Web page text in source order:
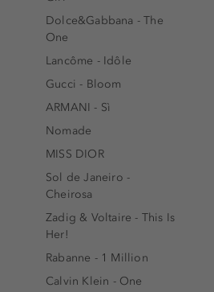
Dolce&Gabbana - The
One
Lancôme - Idôle
Gucci - Bloom
ARMANI - Sì
Nomade
MISS DIOR
Sol de Janeiro -
Cheirosa
Zadig & Voltaire - This Is
Her!
Rabanne - 1 Million
Calvin Klein - One